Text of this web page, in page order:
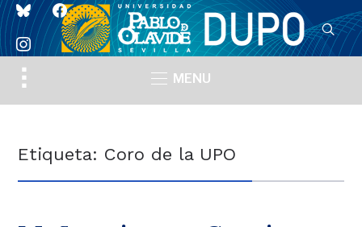
blueskyfacebook
instagram
Toggle
sidebar
MENU
Etiqueta: Coro de la UPO